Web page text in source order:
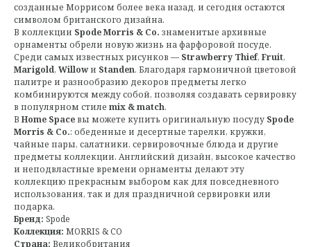
созданные Моррисом более века назад, и сегодня остаются
символом британского дизайна.
В коллекции Spode Morris & Co. знаменитые архивные
орнаменты обрели новую жизнь на фарфоровой посуде.
Среди самых известных рисунков — Strawberry Thief, Fruit,
Marigold, Willowи Standen. Благодаря гармоничной цветовой
палитре и разнообразию декоров предметы легко
комбинируются между собой, позволяя создавать сервировку
в популярном стиле mix & match.
В Home Space вы можете купить оригинальную посуду Spode
Morris & Co.: обеденные и десертные тарелки, кружки,
чайные пары, салатники, сервировочные блюда и другие
предметы коллекции. Английский дизайн, высокое качество
и неподвластные времени орнаменты делают эту
коллекцию прекрасным выбором как для повседневного
использования, так и для праздничной сервировки или
подарка.
Бренд: Spode
Коллекция: MORRIS & CO
Страна: Великобритания